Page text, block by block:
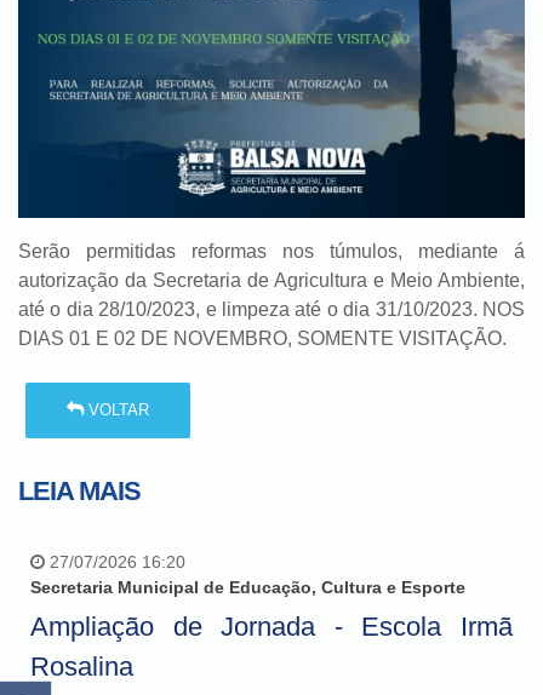
Serão permitidas reformas nos túmulos, mediante á
autorização da Secretaria de Agricultura e Meio Ambiente,
até o dia 28/10/2023, e limpeza até o dia 31/10/2023. NOS
DIAS 01 E 02 DE NOVEMBRO, SOMENTE VISITAÇÃO.
VOLTAR
LEIA MAIS
27/07/2026 16:20
Secretaria Municipal de Educação, Cultura e Esporte
Ampliação de Jornada - Escola Irmã
Rosalina